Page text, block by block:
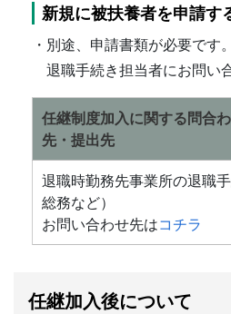
新規に被扶養者を申請す
・別途、申請書類が必要です。
退職手続き担当者にお問い
任継制度加入に関する問合
先・提出先
退職時勤務先事業所の退職
総務など）
お問い合わせ先はコチラ
任継加入後について